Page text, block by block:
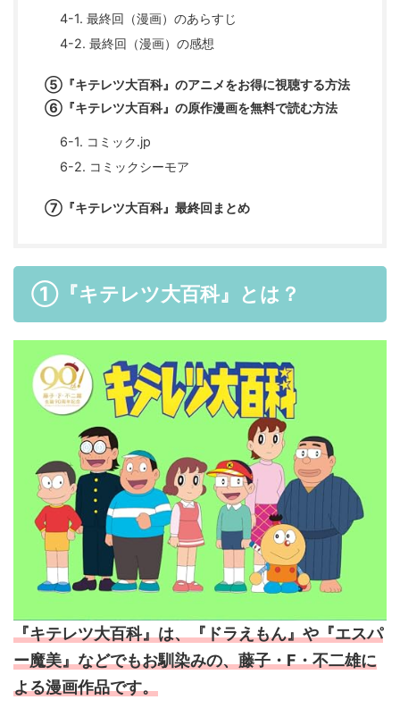
4-1. 最終回（漫画）のあらすじ
4-2. 最終回（漫画）の感想
⑤『キテレツ大百科』のアニメをお得に視聴する方法
⑥『キテレツ大百科』の原作漫画を無料で読む方法
6-1. コミック.jp
6-2. コミックシーモア
⑦『キテレツ大百科』最終回まとめ
①『キテレツ大百科』とは？
『キテレツ大百科』は、『ドラえもん』や『エスパ
ー魔美』などでもお馴染みの、藤子・F・不二雄に
よる漫画作品です。